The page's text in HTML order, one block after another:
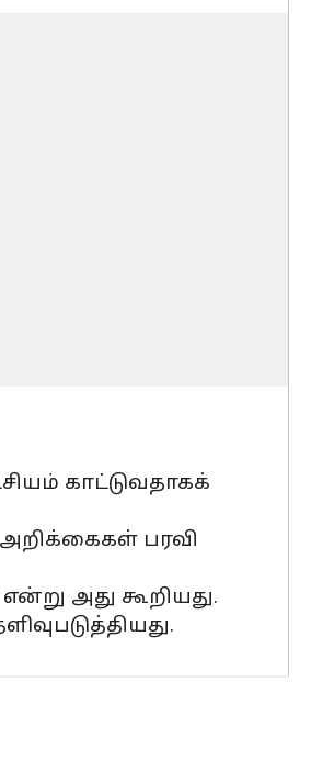
காட்டுவதாகக்
பரவி
அது கூறியது.